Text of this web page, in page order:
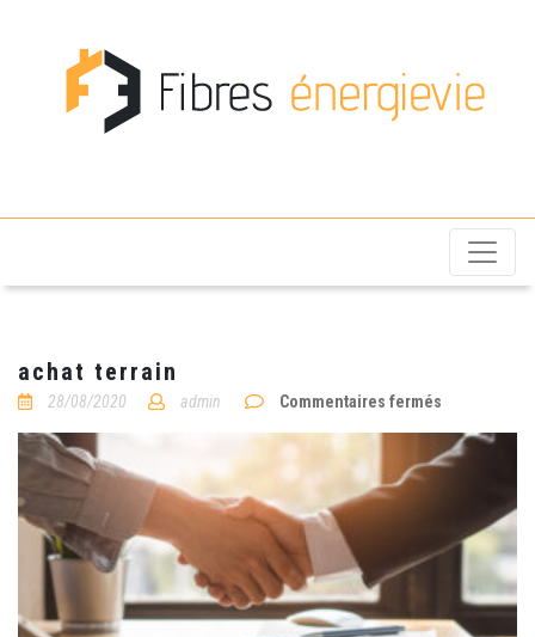
achat terrain
28/08/2020 admin Commentaires fermés
terrain